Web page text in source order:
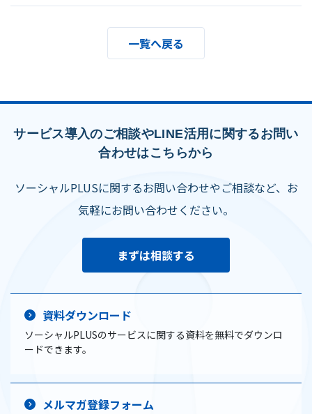
一覧へ戻る
サービス導入のご相談やLINE活用に関するお問い
合わせはこちらから
ソーシャルPLUSに関するお問い合わせやご相談など、お
気軽にお問い合わせください。
まずは相談する
資料ダウンロード
ソーシャルPLUSのサービスに関する資料を無料でダウンロ
ードできます。
メルマガ登録フォーム